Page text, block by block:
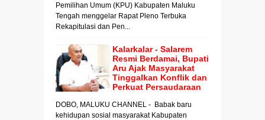
Pemilihan Umum (KPU) Kabupaten Maluku
Tengah menggelar Rapat Pleno Terbuka
Rekapitulasi dan Pen...
Kalarkalar - Salarem
Resmi Berdamai, Bupati
Aru Ajak Masyarakat
Tinggalkan Konflik dan
Perkuat Persaudaraan
DOBO, MALUKU CHANNEL - Babak baru
kehidupan sosial masyarakat Kabupaten